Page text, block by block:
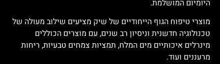
היומיום המושלמת.
מוצרי טיפוח הגוף הייחודיים של שיק מציעים שילוב מעולה של
טכנולוגיה חדשנית וניסיון רב שנים, עם מוצרים הכוללים
מינרלים איכותיים מים המלח, תמציות צמחים טבעיות, ריחות
מרעננים ועוד.